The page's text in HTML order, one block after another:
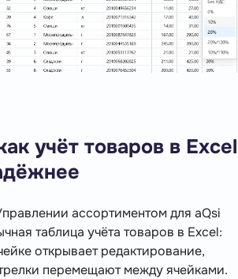
учёт товаров в Excel
ассортиментом для aQsi
таблица учёта товаров в Excel:
открывает редактирование,
перемещают между ячейками.